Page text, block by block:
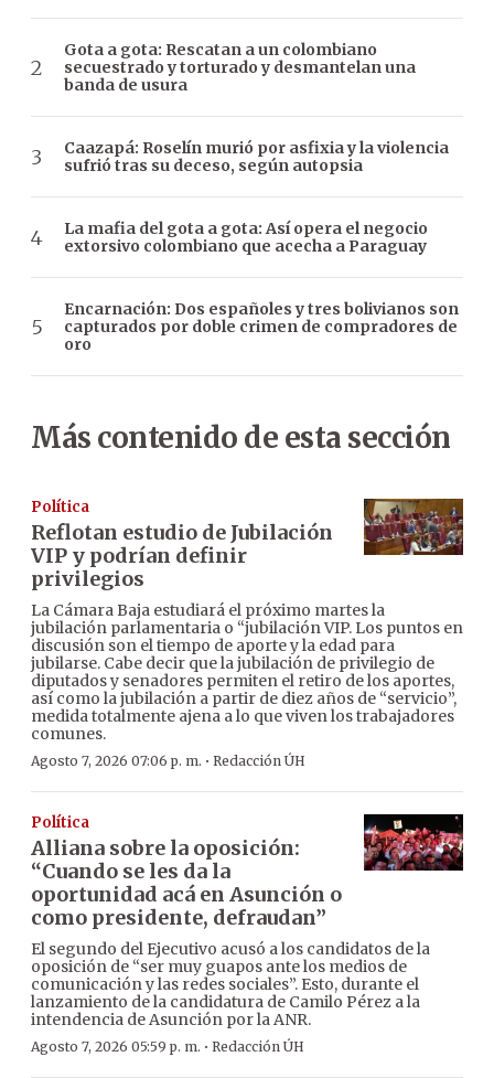
Gota a gota: Rescatan a un colombiano
secuestrado y torturado y desmantelan una
banda de usura
Caazapá: Roselín murió por asfixia y la violencia
sufrió tras su deceso, según autopsia
La mafia del gota a gota: Así opera el negocio
extorsivo colombiano que acecha a Paraguay
Encarnación: Dos españoles y tres bolivianos son
capturados por doble crimen de compradores de
oro
Más contenido de esta sección
Política
Reflotan estudio de Jubilación
VIP y podrían definir
privilegios
La Cámara Baja estudiará el próximo martes la
jubilación parlamentaria o “jubilación VIP. Los puntos en
discusión son el tiempo de aporte y la edad para
jubilarse. Cabe decir que la jubilación de privilegio de
diputados y senadores permiten el retiro de los aportes,
así como la jubilación a partir de diez años de “servicio”,
medida totalmente ajena a lo que viven los trabajadores
comunes.
Agosto 7, 2026 07:06 p. m. · Redacción ÚH
Política
Alliana sobre la oposición:
“Cuando se les da la
oportunidad acá en Asunción o
como presidente, defraudan”
El segundo del Ejecutivo acusó a los candidatos de la
oposición de “ser muy guapos ante los medios de
comunicación y las redes sociales”. Esto, durante el
lanzamiento de la candidatura de Camilo Pérez a la
intendencia de Asunción por la ANR.
Agosto 7, 2026 05:59 p. m. · Redacción ÚH